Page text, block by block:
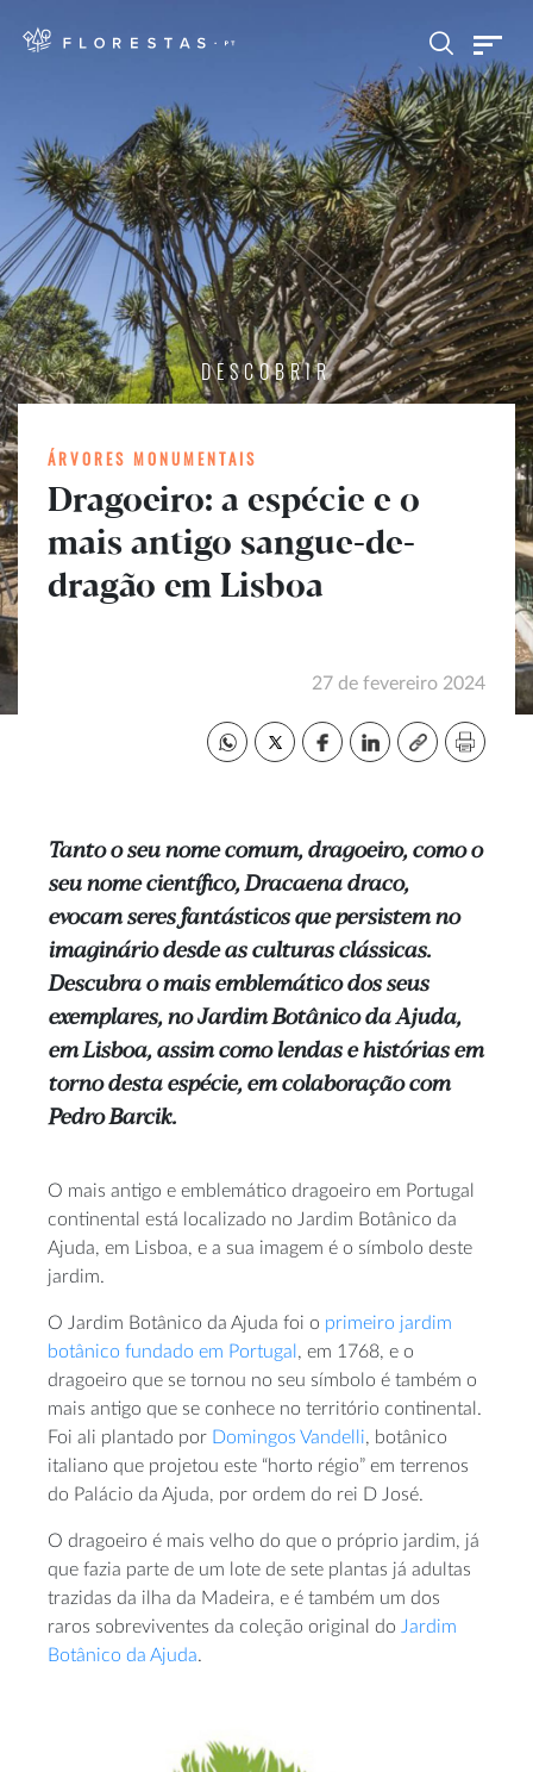
DESCOBRIR
ÁRVORES MONUMENTAIS
Dragoeiro: a espécie e o
mais antigo sangue-de-
dragão em Lisboa
27 de fevereiro 2024
Tanto o seu nome comum, dragoeiro, como o
seu nome científico, Dracaena draco,
evocam seres fantásticos que persistem no
imaginário desde as culturas clássicas.
Descubra o mais emblemático dos seus
exemplares, no Jardim Botânico da Ajuda,
em Lisboa, assim como lendas e histórias em
torno desta espécie, em colaboração com
Pedro Barcik.
O mais antigo e emblemático dragoeiro em Portugal
continental está localizado no Jardim Botânico da
Ajuda, em Lisboa, e a sua imagem é o símbolo deste
jardim.
O Jardim Botânico da Ajuda foi o primeiro jardim
botânico fundado em Portugal , em 1768, e o
dragoeiro que se tornou no seu símbolo é também o
mais antigo que se conhece no território continental.
Foi ali plantado por Domingos Vandelli, botânico
italiano que projetou este “horto régio” em terrenos
do Palácio da Ajuda, por ordem do rei D José.
O dragoeiro é mais velho do que o próprio jardim, já
que fazia parte de um lote de sete plantas já adultas
trazidas da ilha da Madeira, e é também um dos
raros sobreviventes da coleção original do Jardim
Botânico da Ajuda.